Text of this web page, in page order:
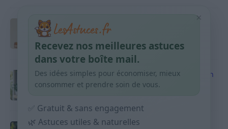
Taches pigmentaires : routine simple +
habitudes qui aident
9 avril 2026
Produits ménagers : comment économiser en
courses sans acheter 10 sprays
Budget mensuel : méthode rapide pour
×
Recevez nos meilleures astuces
dans votre boîte mail.
Des idées simples pour économiser, mieux
consommer et prendre soin de vous.
✅ Gratuit & sans engagement
🌿 Astuces utiles & naturelles